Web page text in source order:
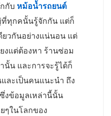
กับ หม้อน้ำรถยนต์
ทุกคนั้นรู้จักกัน แต่ก็
วกันอย่างแน่นอน แต่
งแต่ต้องหา ร้านซ่อม
น และการจะรู้ได้ก็
ละเป็นคนแนะนำ ถึง
งข้อมูลเหล่านี้นั้น
ๆในโลกของ